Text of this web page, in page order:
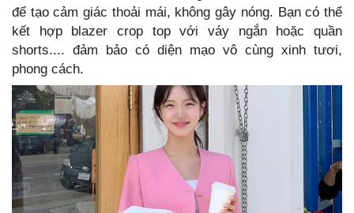
để tạo cảm giác thoải mái, không gây nóng. Bạn có thể
kết hợp blazer crop top với váy ngắn hoặc quần
shorts.... đảm bảo có diện mạo vô cùng xinh tươi,
phong cách.